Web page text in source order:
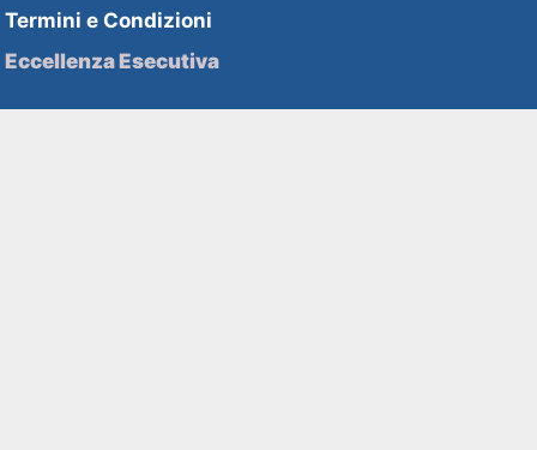
Termini e Condizioni
Eccellenza Esecutiva